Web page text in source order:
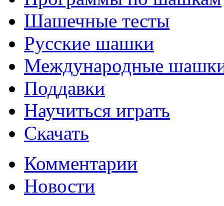
Шашечные тесты
Русские шашки
Международные
Поддавки
Научиться играть
Скачать
Комментарии
Новости